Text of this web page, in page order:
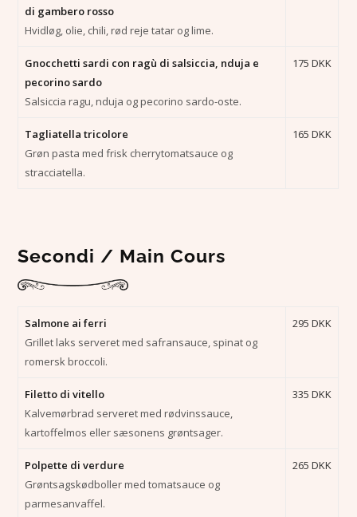
di gambero rosso
Hvidløg, olie, chili, rød reje tatar og lime.
Gnocchetti sardi con ragù di salsiccia, nduja e
pecorino sardo
Salsiccia ragu, nduja og pecorino sardo-oste.
175 DKK
Tagliatella tricolore
Grøn pasta med frisk cherrytomatsauce og
stracciatella.
165 DKK
Secondi / Main Cours
Salmone ai ferri
Grillet laks serveret med safransauce, spinat og
romersk broccoli.
295 DKK
Filetto di vitello
Kalvemørbrad serveret med rødvinssauce,
kartoffelmos eller sæsonens grøntsager.
335 DKK
Polpette di verdure
Grøntsagskødboller med tomatsauce og
parmesanvaffel.
265 DKK